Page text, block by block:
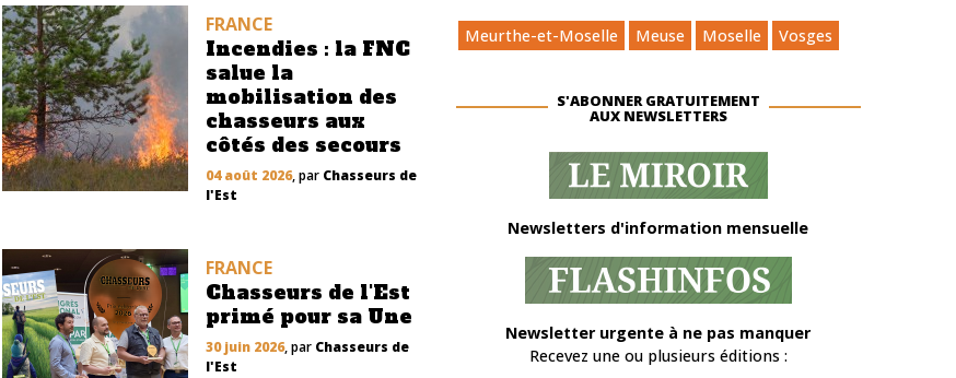
FRANCE
Incendies : la FNC
salue la
mobilisation des
chasseurs aux
côtés des secours
04 août 2026, par Chasseurs de
l'Est
FRANCE
Chasseurs de l'Est
primé pour sa Une
30 juin 2026, par Chasseurs de
l'Est
Meurthe-et-Moselle Meuse Moselle Vosges
S'ABONNER GRATUITEMENT
AUX NEWSLETTERS
Newsletters d'information mensuelle
Newsletter urgente à ne pas manquer
Recevez une ou plusieurs éditions :